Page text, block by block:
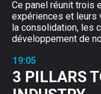
Ce panel réunit trois
expériences et leurs
la consolidation, les
développement de
19:05
3 PILLARS